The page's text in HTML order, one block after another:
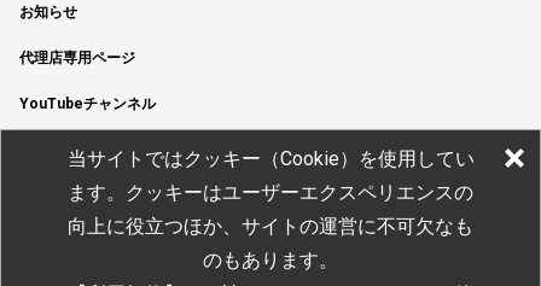
お知らせ
代理店専用ページ
YouTubeチャンネル
当サイトではクッキー（Cookie）を使用してい
ます。クッキーはユーザーエクスペリエンスの
向上に役立つほか、サイトの運営に不可欠なも
のもあります。